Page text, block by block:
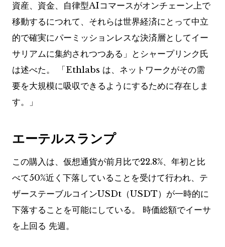
資産、資金、自律型AIコマースがオンチェーン上で
移動するにつれて、それらは世界経済にとって中立
的で確実にパーミッションレスな決済層としてイー
サリアムに集約されつつある」とシャープリンク氏
は述べた。 「Ethlabs は、ネットワークがその需
要を大規模に吸収できるようにするために存在しま
す。」
エーテルスランプ
この購入は、仮想通貨が前月比で22.8%、年初と比
べて50%近く下落していることを受けて行われ、テ
ザーステーブルコインUSDt（USDT）が一時的に
下落することを可能にしている。 時価総額でイーサ
を上回る 先週。